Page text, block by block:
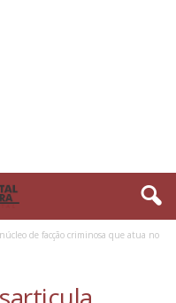
de facção criminosa que atua no